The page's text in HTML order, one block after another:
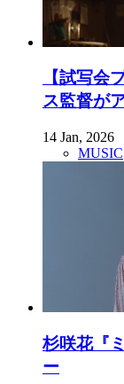
【試写会
ス監督が
14 Jan, 2026
MUSIC
杉咲花『
ー